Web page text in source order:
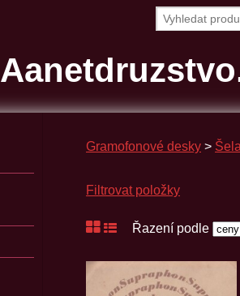
Gramofonové desky >
Filtrovat položky
Řazení podle